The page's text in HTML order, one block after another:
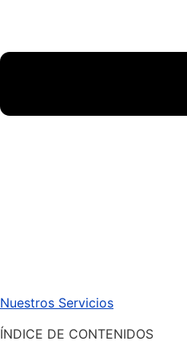
Nuestros Servicios
ÍNDICE DE CONTENIDOS